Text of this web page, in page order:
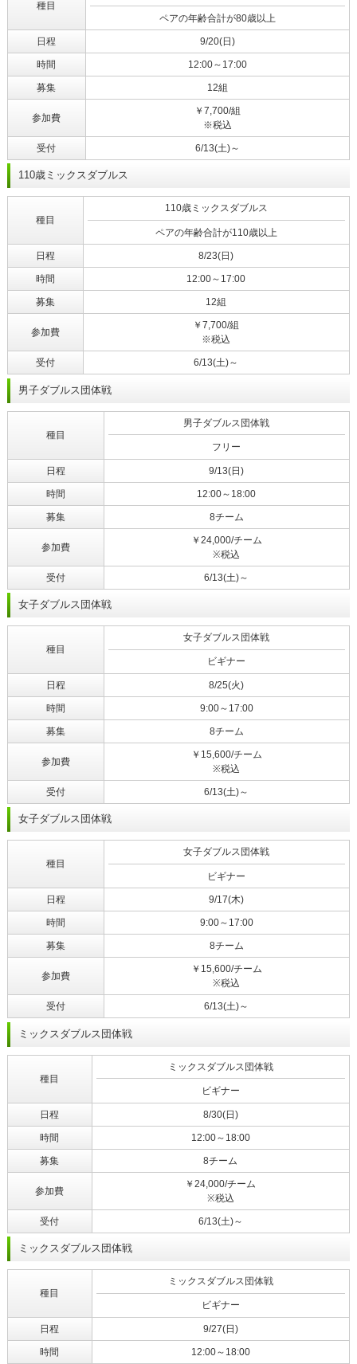
種目
ペアの年齢合計が80歳以上
日程 9/20(日)
時間 12:00～17:00
募集 12組
参加費
￥7,700/組
※税込
受付 6/13(土)～
110歳ミックスダブルス
種目
110歳ミックスダブルス
ペアの年齢合計が110歳以上
日程 8/23(日)
時間 12:00～17:00
募集 12組
参加費
￥7,700/組
※税込
受付 6/13(土)～
男子ダブルス団体戦
種目
男子ダブルス団体戦
フリー
日程 9/13(日)
時間 12:00～18:00
募集 8チーム
参加費
￥24,000/チーム
※税込
受付 6/13(土)～
女子ダブルス団体戦
種目
女子ダブルス団体戦
ビギナー
日程 8/25(火)
時間 9:00～17:00
募集 8チーム
参加費
￥15,600/チーム
※税込
受付 6/13(土)～
女子ダブルス団体戦
種目
女子ダブルス団体戦
ビギナー
日程 9/17(木)
時間 9:00～17:00
募集 8チーム
参加費
￥15,600/チーム
※税込
受付 6/13(土)～
ミックスダブルス団体戦
種目
ミックスダブルス団体戦
ビギナー
日程 8/30(日)
時間 12:00～18:00
募集 8チーム
参加費
￥24,000/チーム
※税込
受付 6/13(土)～
ミックスダブルス団体戦
種目
ミックスダブルス団体戦
ビギナー
日程 9/27(日)
時間 12:00～18:00